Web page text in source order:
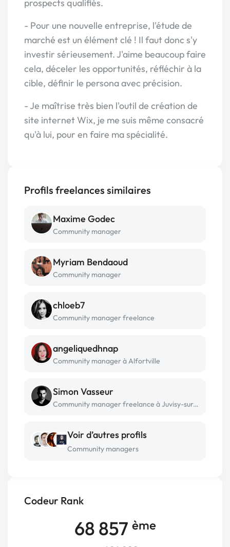
Codeur Rank
68 857 ème
prospects qualifiés.
- Pour une nouvelle entreprise, l'étude de
marché est un élément clé ! Il faut donc s'y
investir sérieusement. J'aime beaucoup faire
cela, déceler les opportunités, réfléchir à la
cible, définir le persona avec précision.
- Je maîtrise très bien l'outil de création de
site internet Wix, je me suis même consacré
qu'à lui, pour en faire ma spécialité.
Profils freelances similaires
Maxime Godec
Community manager
Myriam Bendaoud
Community manager
chloeb7
Community manager freelance
angeliquedhnap
Community manager à Alfortville
Simon Vasseur
Community manager freelance à Juvisy-sur-orge
Voir d’autres profils
Community managers